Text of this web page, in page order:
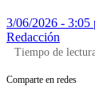
3/06/2026 - 3:05
Redacción
Tiempo de
Comparte en redes